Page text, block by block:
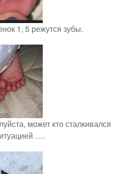
1, 5 режутся зубы.
может кто сталкивался
….